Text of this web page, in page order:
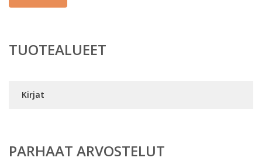
TUOTEALUEET
Kirjat
PARHAAT ARVOSTELUT